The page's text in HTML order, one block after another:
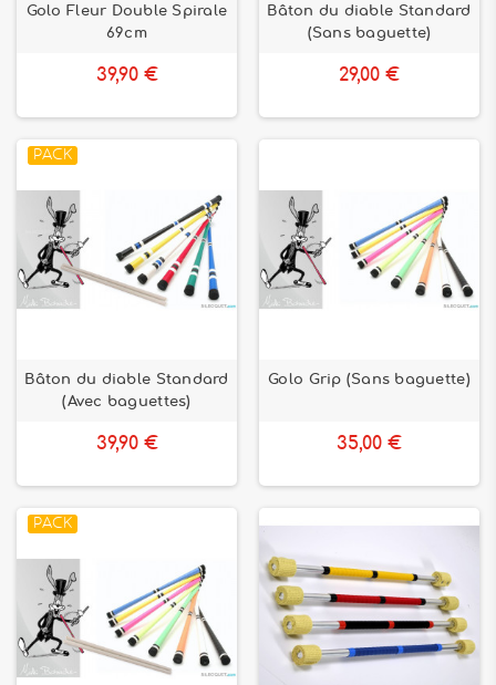
Golo Fleur Double Spirale
69cm
39,90 €
Bâton du diable Standard
(Sans baguette)
29,00 €
PACK
Bâton du diable Standard
(Avec baguettes)
39,90 €
Golo Grip (Sans baguette)
35,00 €
PACK